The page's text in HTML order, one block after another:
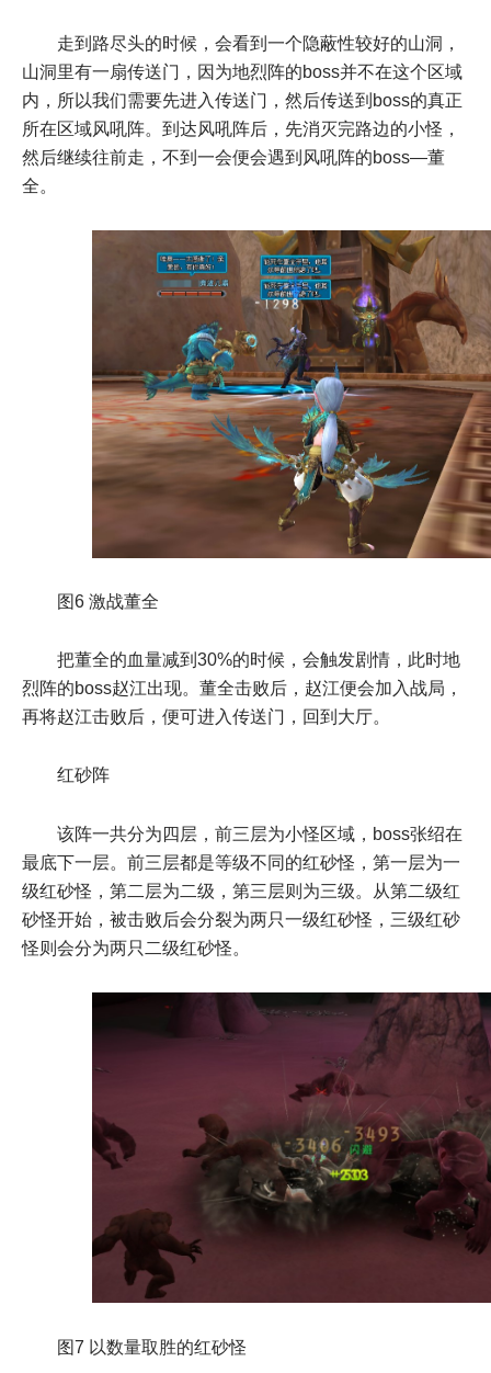
走到路尽头的时候，会看到一个隐蔽性较好的山洞，
山洞里有一扇传送门，因为地烈阵的boss并不在这个区域
内，所以我们需要先进入传送门，然后传送到boss的真正
所在区域风吼阵。到达风吼阵后，先消灭完路边的小怪，
然后继续往前走，不到一会便会遇到风吼阵的boss—董
全。
图6 激战董全
把董全的血量减到30%的时候，会触发剧情，此时地
烈阵的boss赵江出现。董全击败后，赵江便会加入战局，
再将赵江击败后，便可进入传送门，回到大厅。
红砂阵
该阵一共分为四层，前三层为小怪区域，boss张绍在
最底下一层。前三层都是等级不同的红砂怪，第一层为一
级红砂怪，第二层为二级，第三层则为三级。从第二级红
砂怪开始，被击败后会分裂为两只一级红砂怪，三级红砂
怪则会分为两只二级红砂怪。
图7 以数量取胜的红砂怪